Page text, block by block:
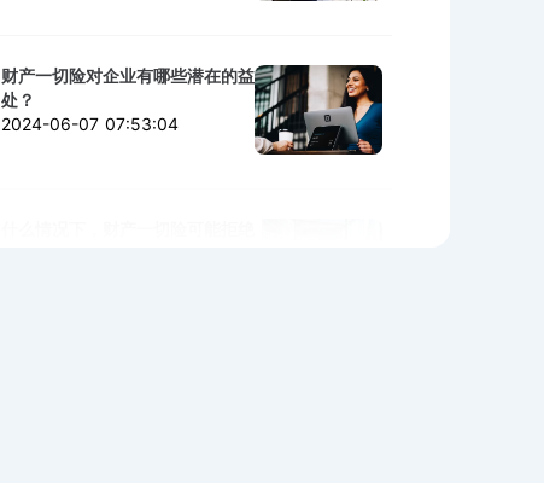
财产一切险对企业有哪些潜在的益
处？
2024-06-07 07:53:04